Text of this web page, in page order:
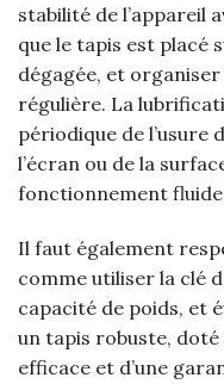
stabilité de l’appareil
que le tapis est placé
dégagée, et
régulière. La
périodique de l’usure
l’écran ou de la
fonctionnement
Il faut également
comme utiliser la clé
capacité de poids, et
un tapis robuste, doté
efficace et d’une